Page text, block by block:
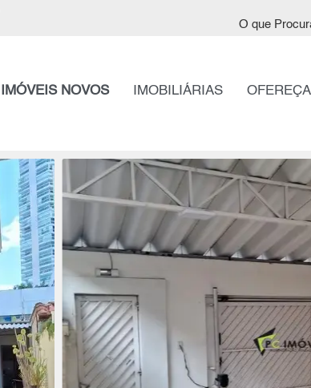
O que
IMÓVEIS NOVOS IMOBILIÁRIAS